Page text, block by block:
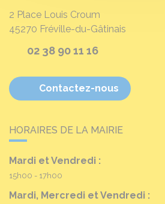
2 Place Louis Croum
45270 Fréville-du-Gâtinais
02 38 90 11 16
Contactez-nous
HORAIRES DE LA MAIRIE
Mardi et Vendredi :
15h00 - 17h00
Mardi, Mercredi et Vendredi :